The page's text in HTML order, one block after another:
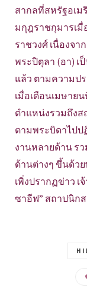
สากลที่สหรัฐอเม
มกุฎราชกุมารเมื่
ราชวงศ์ เนื่องจ
พระปิตุลา (อา)
แล้ว ตามความป
เมื่อเดือนเมษาย
ตำแหน่งรวมถึงส
ตามพระบิดาไป
งานหลายด้าน ร
ด้านต่างๆ ขึ้นด้ว
เพิ่งปรากฏข่าว
ซาอีฟ” สถาปนิกส